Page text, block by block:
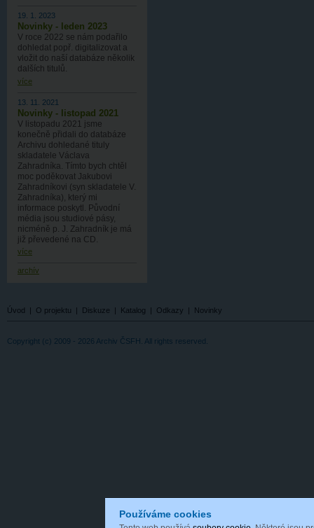
19. 1. 2023
Novinky - leden 2023
V roce 2022 se nám podařilo
dohledat popř. digitalizovat a
vložit do naší databáze několik
dalších titulů.
více
13. 11. 2021
Novinky - listopad 2021
V listopadu 2021 jsme
konečně přidali do databáze
Archivu dohledané tituly
skladatele Václava
Zahradníka. Tímto bych chtěl
moc poděkovat Jakubovi
Zahradníkovi (syn skladatele V.
Zahradníka), který mi
informace poskytl. Původní
média jsou studiové pásy,
nicméně p. J. Zahradník je má
již převedené na CD.
více
archív
Úvod O projektu Diskuze Katalog Odkazy Novinky
Copyright (c) 2009 - 2026 Archiv ČSFH. All rights reserved.
Používáme cookies